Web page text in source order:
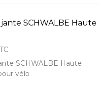
SCHWALBE Haute
SCHWALBE Haute
vélo